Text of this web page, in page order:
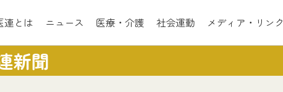
連とは ニュース 医療・介護 社会運動 メディア・リンク
新聞